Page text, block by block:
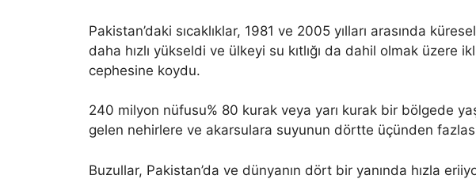
Pakistan’daki sıcaklıklar, 1981 ve 2005 yılları arasında
daha hızlı yükseldi ve ülkeyi su kıtlığı da dahil olmak üzere
cephesine koydu.
240 milyon nüfusu% 80 kurak veya yarı kurak bir bölgede
gelen nehirlere ve akarsulara suyunun dörtte üçünden
Buzullar, Pakistan’da ve dünyanın dört bir yanında hızla